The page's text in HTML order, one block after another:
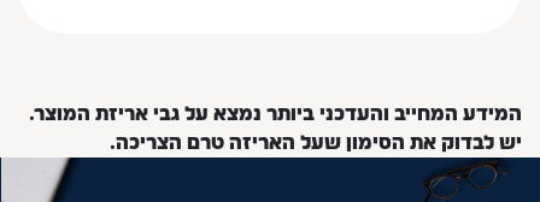
המידע המחייב והעדכני ביותר נמצא על גבי אריזת המוצר.
יש לבדוק את הסימון שעל האריזה טרם הצריכה.